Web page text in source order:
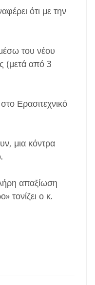
ότι με την
του νέου
(μετά από 3
Ερασιτεχνικό
μια κόντρα
απαξίωση
τονίζει ο κ.